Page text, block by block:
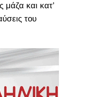
μάζα και κατ’
του